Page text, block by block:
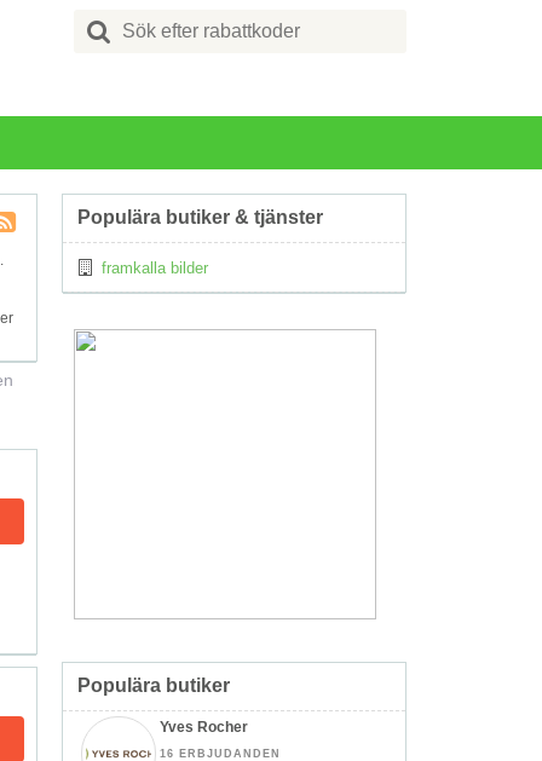
Search
for:
Populära butiker & tjänster
framkalla bilder
Populära butiker
Yves Rocher
16 ERBJUDANDEN